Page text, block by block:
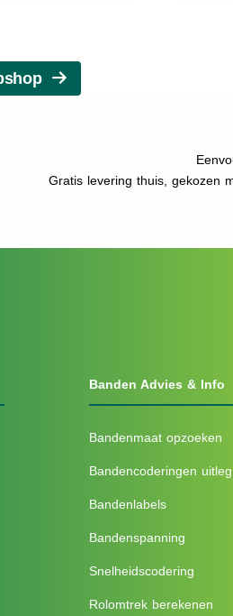
Gratis levering thuis, gekozen
Banden Advies & Info
Bandenmaat opzoeken
Bandencoderingen uitleg
Bandenlabels
Bandenspanning
Snelheidscodering
Rolomtrek berekenen